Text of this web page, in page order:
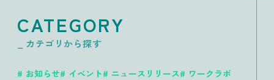
CATEGORY
_ カテゴリから探す
お知らせ イベント ニュースリリース ワークラボ